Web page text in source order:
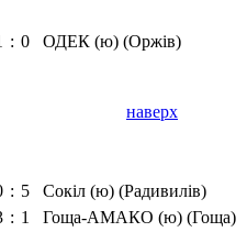
: 0 ОДЕК (ю) (Оржів)
наверх
: 5
Сокіл (ю) (Радивилів)
: 1
Гоща-АМАКО (ю) (Гоща)